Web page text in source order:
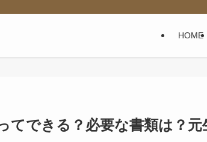
HOME
てできる？必要な書類は？元